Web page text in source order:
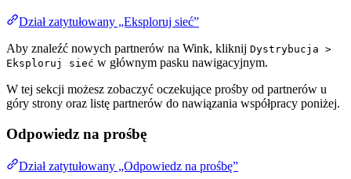
Dział zatytułowany „Eksploruj sieć”
Aby znaleźć nowych partnerów na Wink, kliknij Dystrybucja >
Eksploruj sieć w głównym pasku nawigacyjnym.
W tej sekcji możesz zobaczyć oczekujące prośby od partnerów u
góry strony oraz listę partnerów do nawiązania współpracy poniżej.
Odpowiedz na prośbę
Dział zatytułowany „Odpowiedz na prośbę”